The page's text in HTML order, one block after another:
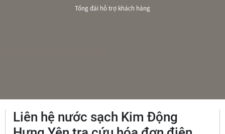
Tổng đài hỗ trợ khách hàng
Liên hệ nước sạch Kim Động